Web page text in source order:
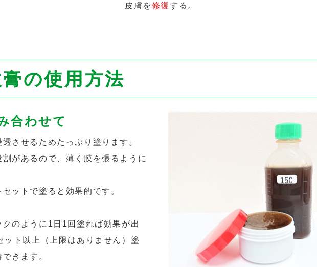
皮膚を修復する。
の使用方法
合わせて
させるためたっぷり塗ります。
があるので、薄く膜を張るように
ットで塗ると効果的です。
のように1日1回塗れば効果が出
ト以上（上限はありません）塗
きます。